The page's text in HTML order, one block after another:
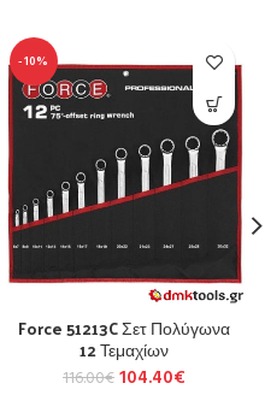
-10%
Force 51213C Σετ Πολύγωνα
12 Τεμαχίων
116.00€104.40€